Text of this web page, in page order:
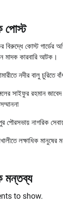
পোস্ট
বিরুদ্ধে কোস্ট গার্ডের
মাদক কারবারি আটক।
নদীর বালু চুরিতে
সাইফুর রহমান
পৌরসভায় নাগরিক
লক্ষাধিক মানুষের
মন্তব্য
to show.